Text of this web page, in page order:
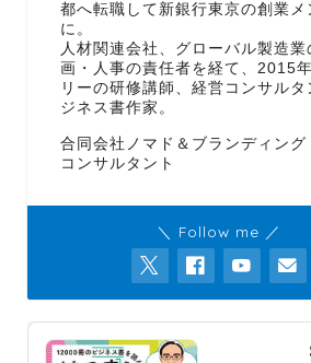
都へ転職して新銀行東京の創業メ
に。
人材関連会社、グローバル製造業
画・人事の責任者を経て、2015
リーの研修講師、経営コンサルタ
ジネス書作家。
合同会社ノマド＆ブランディング
コンサルタント
＼ Follow me ／